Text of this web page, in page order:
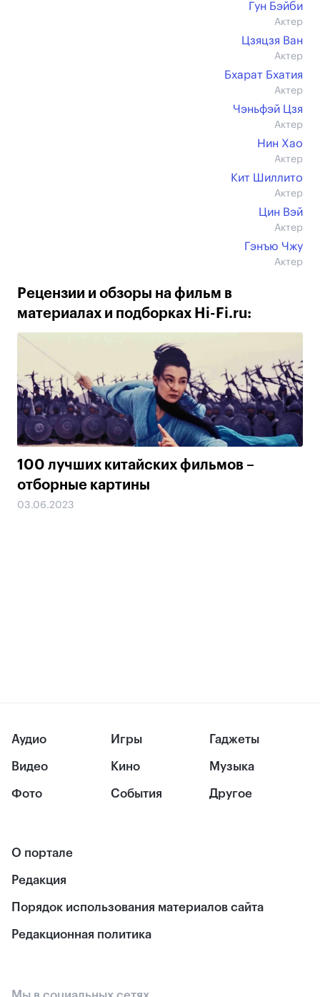
Гун Бэйби
Актер
Цзяцзя Ван
Актер
Бхарат Бхатия
Актер
Чэньфэй Цзя
Актер
Нин Хао
Актер
Кит Шиллито
Актер
Цин Вэй
Актер
Гэнъю Чжу
Актер
Рецензии и обзоры на фильм в
материалах и подборках Hi-Fi.ru:
100 лучших китайских фильмов –
отборные картины
03.06.2023
Аудио
Видео
Фото
Игры
Кино
События
Гаджеты
Музыка
Другое
О портале
Редакция
Порядок использования материалов сайта
Редакционная политика